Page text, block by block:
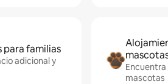
para familias
adicional y
mascotas